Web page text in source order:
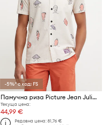
-5%* с код: FS
Памучна риза Picture Jean Julien
Текуща цена:
44,99 €
Редовна цена:81,76 €